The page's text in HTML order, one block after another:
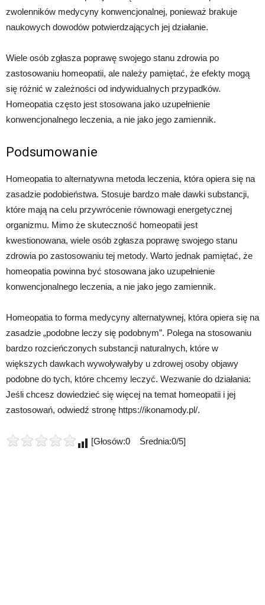
zwolenników medycyny konwencjonalnej, ponieważ brakuje
naukowych dowodów potwierdzających jej działanie.
Wiele osób zgłasza poprawę swojego stanu zdrowia po
zastosowaniu homeopatii, ale należy pamiętać, że efekty mogą
się różnić w zależności od indywidualnych przypadków.
Homeopatia często jest stosowana jako uzupełnienie
konwencjonalnego leczenia, a nie jako jego zamiennik.
Podsumowanie
Homeopatia to alternatywna metoda leczenia, która opiera się na
zasadzie podobieństwa. Stosuje bardzo małe dawki substancji,
które mają na celu przywrócenie równowagi energetycznej
organizmu. Mimo że skuteczność homeopatii jest
kwestionowana, wiele osób zgłasza poprawę swojego stanu
zdrowia po zastosowaniu tej metody. Warto jednak pamiętać, że
homeopatia powinna być stosowana jako uzupełnienie
konwencjonalnego leczenia, a nie jako jego zamiennik.
Homeopatia to forma medycyny alternatywnej, która opiera się na
zasadzie „podobne leczy się podobnym”. Polega na stosowaniu
bardzo rozcieńczonych substancji naturalnych, które w
większych dawkach wywoływałyby u zdrowej osoby objawy
podobne do tych, które chcemy leczyć. Wezwanie do działania:
Jeśli chcesz dowiedzieć się więcej na temat homeopatii i jej
zastosowań, odwiedź stronę https://ikonamody.pl/.
[Głosów:0 Średnia:0/5]